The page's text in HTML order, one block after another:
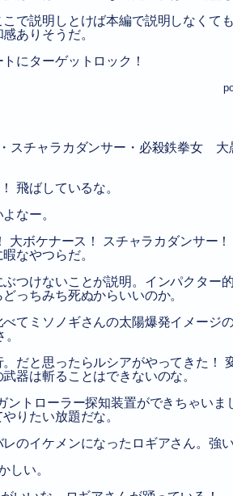
で説明しとけば本編で説明しなくて
ありそうだ。
にターゲットロック！
スチャラカダンサー・必殺鉄拳女 大
飛ばしているな。
なー。
大ボケナース！ スチャラカダンサー
なやつらだ。
つけないことが説明。インパクター
っちみち死ぬからいいのか。
てミソノギさんの太陽爆発イメー
だと思ったらルシアがやってきた！
器は斬ることはできないのな。
ントローラー探知装置ができちゃいま
りたい放題だな。
のイケメンになったロギアさん。強
しい。